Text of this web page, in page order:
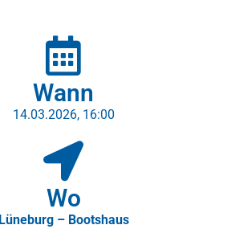
Wann
14.03.2026, 16:00
Wo
Lüneburg – Bootshaus